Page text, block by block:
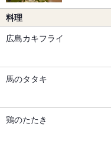
料理
広島カキフライ
馬のタタキ
鶏のたたき